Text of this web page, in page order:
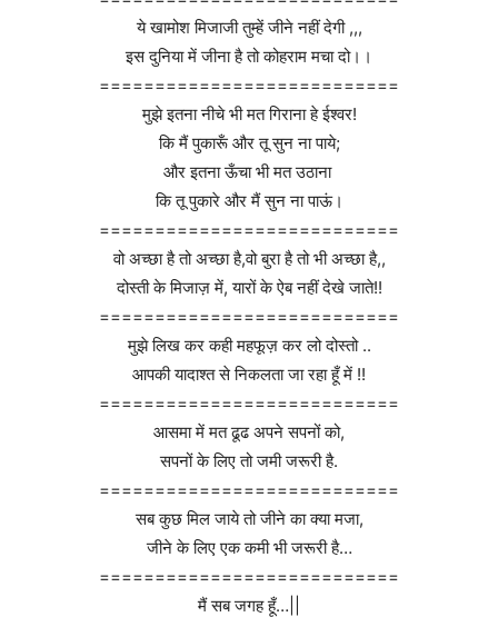
ये खामोश मिजाजी तुम्हें जीने नहीं देगी ,,,
इस दुनिया में जीना है तो कोहराम मचा दो।।
===========================
मुझे इतना नीचे भी मत गिराना हे ईश्वर!
कि मैं पुकारूँ और तू सुन ना पाये;
और इतना ऊँचा भी मत उठाना
कि तू पुकारे और मैं सुन ना पाऊं।
===========================
वो अच्छा है तो अच्छा है,वो बुरा है तो भी अच्छा है,,
दोस्ती के मिजाज़ में, यारों के ऐब नहीं देखे जाते!!
===========================
मुझे लिख कर कही महफूज़ कर लो दोस्तो ..
आपकी यादाश्त से निकलता जा रहा हूँ में !!
===========================
आसमा में मत ढूढ अपने सपनों को,
सपनों के लिए तो जमी जरूरी है.
===========================
सब कुछ मिल जाये तो जीने का क्या मजा,
जीने के लिए एक कमी भी जरूरी है…
===========================
मैं सब जगह हूँ…||